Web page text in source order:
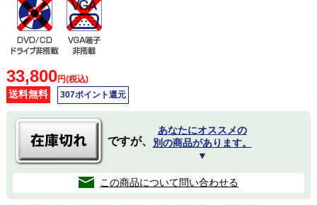
33,800円(税込)
送料無料 307ポイント還元
ですが、
あなたにオススメの
別の商品があります。
▼
この商品について問い合わせる